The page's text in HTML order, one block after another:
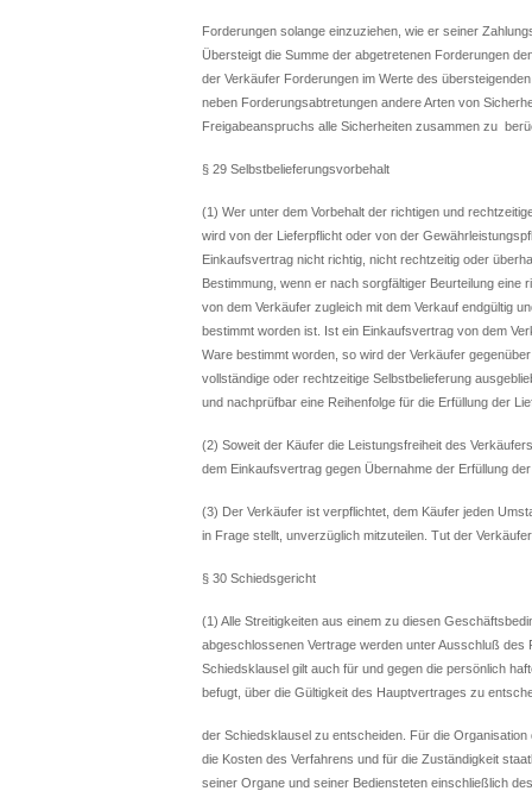
Forderungen solange einzuziehen, wie er seiner
Übersteigt die Summe der abgetretenen Forderungen
der Verkäufer Forderungen im Werte des
neben Forderungsabtretungen andere Arten von
Freigabeanspruchs alle Sicherheiten zusammen zu
§ 29 Selbstbelieferungsvorbehalt
(1) Wer unter dem Vorbehalt der richtigen und
wird von der Lieferpflicht oder von der
Einkaufsvertrag nicht richtig, nicht rechtzeitig oder
Bestimmung, wenn er nach sorgfältiger Beurteilung
von dem Verkäufer zugleich mit dem Verkauf endgültig
bestimmt worden ist. Ist ein Einkaufsvertrag von dem
Ware bestimmt worden, so wird der Verkäufer
vollständige oder rechtzeitige Selbstbelieferung
und nachprüfbar eine Reihenfolge für die Erfüllung der
(2) Soweit der Käufer die Leistungsfreiheit des
dem Einkaufsvertrag gegen Übernahme der Erfüllung
(3) Der Verkäufer ist verpflichtet, dem Käufer jeden
in Frage stellt, unverzüglich mitzuteilen. Tut der
§ 30 Schiedsgericht
(1) Alle Streitigkeiten aus einem zu diesen
abgeschlossenen Vertrage werden unter Ausschluß
Schiedsklausel gilt auch für und gegen die persönlich
befugt, über die Gültigkeit des Hauptvertrages zu
der Schiedsklausel zu entscheiden. Für die
die Kosten des Verfahrens und für die Zuständigkeit
seiner Organe und seiner Bediensteten einschließlich